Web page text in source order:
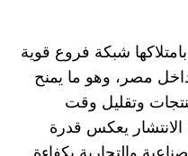
بامتلاكها شبكة فروع قوية
مصر، وهو ما يمنح
وتقليل وقت
الانتشار يعكس قدرة